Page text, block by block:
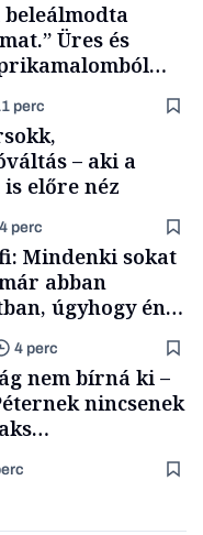
beleálmodta
Üres és
családi
perc
– aki a
előre néz
4 perc
Mindenki sokat
abban
úgyhogy én
akartam
4 perc
nem bírná ki –
nincsenek